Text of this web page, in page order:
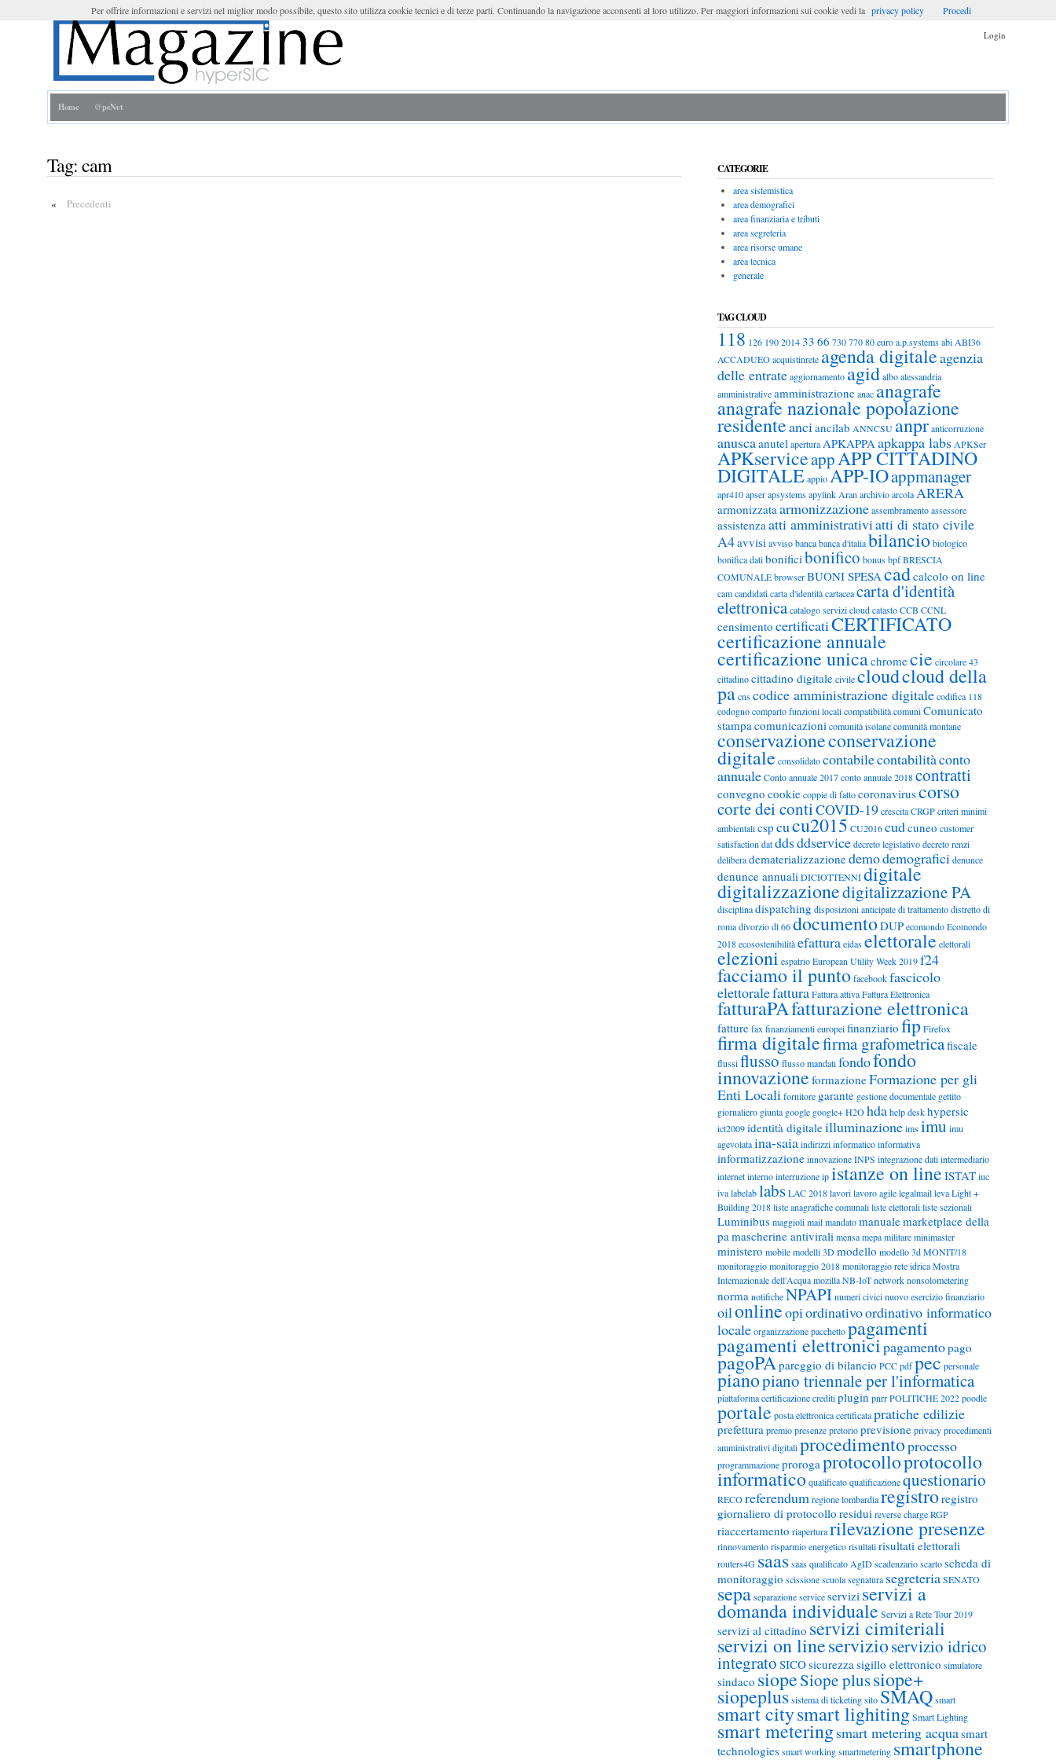
Login
Home @psNet
Tag:cam
« Precedenti
CATEGORIE
area sistemistica
area demografici
area finanziaria e tributi
area segreteria
area risorse umane
area tecnica
generale
TAG CLOUD
118 126 190 2014 33 66 730 770 80 euro a.p.systems abi ABI36
ACCADUEO acquistinrete agenda digitaleagenzia
delle entrate aggiornamento agid albo alessandria
amministrative amministrazione anac anagrafe
anagrafe nazionale popolazione
residenteanciancilab ANNCSU anpr anticorruzione
anuscaanutel apertura APKAPPAapkappa labs APKSer
APKserviceappAPP CITTADINO
DIGITALE appio APP-IOappmanager
apr410 apser apsystems apylink Aran archivio arcola ARERA
armonizzataarmonizzazione assembramento assessore
assistenzaatti amministrativiatti di stato civile
A4avvisi avviso banca banca d'italia bilancio biologico
bonifica dati bonificibonifico bonus bpfBRESCIA
COMUNALE browser BUONI SPESAcadcalcolo on line
cam candidati carta d'identità cartacea carta d'identità
elettronicacatalogo servizi cloud catasto CCB CCNL
censimento certificatiCERTIFICATO
certificazione annuale
certificazione unicachromecie circolare 43
cittadino cittadino digitale civile cloudcloud della
pa cns codice amministrazione digitale codifica 118
codogno comparto funzioni locali compatibilità comuni Comunicato
stampacomunicazioni comunità isolane comunità montane
conservazioneconservazione
digitale consolidato contabilecontabilitàconto
annuale Conto annuale 2017 conto annuale 2018 contratti
convegno cookie coppie di fatto coronaviruscorso
corte dei contiCOVID-19 crescita CRGP criteri minimi
ambientali csp cucu2015 CU2016 cudcuneo customer
satisfaction dat ddsddservice decreto legislativo decreto renzi
delibera dematerializzazionedemodemografici denunce
denunce annuali DICIOTTENNI digitale
digitalizzazionedigitalizzazione PA
disciplina dispatching disposizioni anticipate di trattamento distretto di
roma divorzio dl 66 documentoDUP ecomondo Ecomondo
2018 ecosostenibilità efattura eidas elettorale elettorali
elezioni espatrio European Utility Week 2019 f24
facciamo il punto facebook fascicolo
elettoralefatturaFattura attiva Fattura Elettronica
fatturaPAfatturazione elettronica
fatture fax finanziamenti europei finanziario fip Firefox
firma digitalefirma grafometricafiscale
flussi flussoflusso mandati fondofondo
innovazione formazioneFormazione per gli
Enti Locali fornitore garante gestione documentale gettito
giornaliero giunta google google+ H2O hda help desk hypersic
ict2009 identità digitaleilluminazione ims imu imu
agevolata ina-saia indirizzi informatico informativa
informatizzazione innovazione INPS integrazione dati intermediario
internet interno interruzione ip istanze on line ISTAT iuc
iva labelab labs LAC 2018 lavori lavoro agile legalmail leva Light +
Building 2018 liste anagrafiche comunali liste elettorali liste sezionali
Luminibus maggioli mail mandato manualemarketplace della
pamascherine antivirali mensa mepa militare minimaster
ministero mobile modelli 3D modello modello 3d MONIT/18
monitoraggio monitoraggio 2018 monitoraggio rete idrica Mostra
Internazionale dell'Acqua mozilla NB-IoT network nonsolometering
norma notifiche NPAPI numeri civici nuovo esercizio finanziario
oilonlineopiordinativoordinativo informatico
locale organizzazione pacchetto pagamenti
pagamenti elettronicipagamentopago
pagoPApareggio di bilancio PCC pdfpec personale
pianopiano triennale per l'informatica
piattaforma certificazione crediti plugin pnrr POLITICHE 2022 poodle
portale posta elettronica certificata pratiche edilizie
prefettura premio presenze pretorio previsione privacy procedimenti
amministrativi digitali procedimentoprocesso
programmazione prorogaprotocolloprotocollo
informatico qualificato qualificazione questionario
RECO referendum regione lombardia registroregistro
giornaliero di protocollo residui reverse charge RGP
riaccertamento riapertura rilevazione presenze
rinnovamento risparmio energetico risultati risultati elettorali
routers4G saas saas qualificato AgID scadenzario scarto scheda di
monitoraggio scissione scuola segnatura segreteria SENATO
sepa separazione service servizi servizi a
domanda individuale Servizi a Rete Tour 2019
servizi al cittadino servizi cimiteriali
servizi on lineservizioservizio idrico
integrato SICOsicurezzasigillo elettronico simulatore
sindaco siopeSiope plussiope+
siopeplus sistema di ticketing sito SMAQ smart
smart citysmart lighiting Smart Lighting
smart meteringsmart metering acquasmart
technologies smart working smartmetering smartphone
Per offrire informazioni e servizi nel miglior modo possibile, questo sito utilizza cookie tecnici e di terze parti. Continuando la navigazione acconsenti al loro utilizzo. Per maggiori informazioni sui cookie vedi la privacy policy Procedi